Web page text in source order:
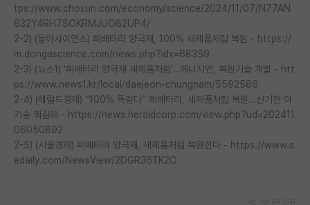
tps://www.chosun.com/economy/science/2024/11/07/N77AN
632Y4RH7SOKRMJUO62UP4/
2-2) (동아사이언스) 폐배터리 양극재, 100% 새제품처럼 복원 - https://
m.dongascience.com/news.php?idx=68359
2-3) (뉴스1) '폐배터리 양극재 새제품처럼'…에너지연, 복원기술 개발 - htt
ps://www.news1.kr/local/daejeon-chungnam/5592586
2-4) (헤럴드경제) “100% 똑같다” 폐배터리, 새제품처럼 복원…신기한 이
기술 뭐길래 - https://news.heraldcorp.com/view.php?ud=202411
06050892
2-5) (서울경제) 폐배터리 양극재, 새제품처럼 복원한다 - https://www.s
edaily.com/NewsView/2DGR36TK2O